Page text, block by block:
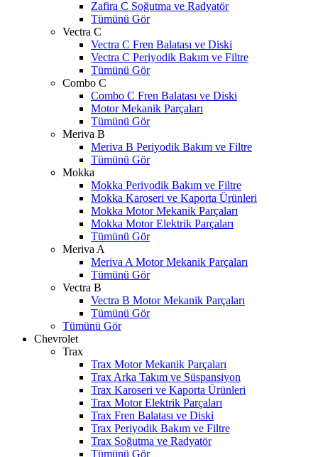
Zafira C Soğutma ve Radyatör
Tümünü Gör
Vectra C
Vectra C Fren Balatası ve Diski
Vectra C Periyodik Bakım ve Filtre
Tümünü Gör
Combo C
Combo C Fren Balatası ve Diski
Motor Mekanik Parçaları
Tümünü Gör
Meriva B
Meriva B Periyodik Bakım ve Filtre
Tümünü Gör
Mokka
Mokka Periyodik Bakım ve Filtre
Mokka Karoseri ve Kaporta Ürünleri
Mokka Motor Mekanik Parçaları
Mokka Motor Elektrik Parçaları
Tümünü Gör
Meriva A
Meriva A Motor Mekanik Parçaları
Tümünü Gör
Vectra B
Vectra B Motor Mekanik Parçaları
Tümünü Gör
Tümünü Gör
Chevrolet
Trax
Trax Motor Mekanik Parçaları
Trax Arka Takım ve Süspansiyon
Trax Karoseri ve Kaporta Ürünleri
Trax Motor Elektrik Parçaları
Trax Fren Balatası ve Diski
Trax Periyodik Bakım ve Filtre
Trax Soğutma ve Radyatör
Tümünü Gör